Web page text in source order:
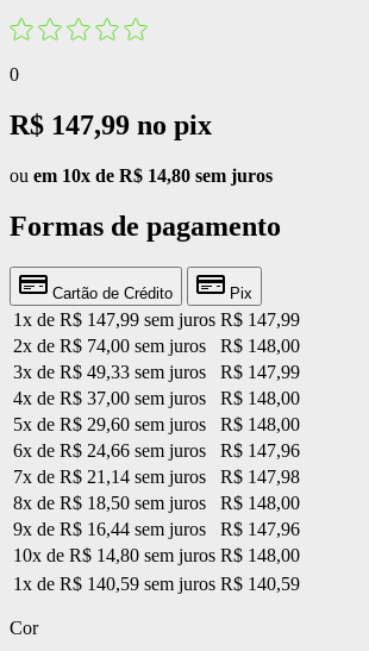
0
R$ 147,99 no pix
ou em 10x de R$ 14,80 sem juros
Formas de pagamento
Cartão de Crédito Pix
1x de R$ 147,99 sem juros R$ 147,99
2x de R$ 74,00 sem juros
R$ 148,00
3x de R$ 49,33 sem juros
R$ 147,99
4x de R$ 37,00 sem juros
R$ 148,00
5x de R$ 29,60 sem juros
R$ 148,00
6x de R$ 24,66 sem juros
R$ 147,96
7x de R$ 21,14 sem juros
R$ 147,98
8x de R$ 18,50 sem juros
R$ 148,00
9x de R$ 16,44 sem juros
R$ 147,96
10x de R$ 14,80 sem juros R$ 148,00
1x de R$ 140,59 sem juros R$ 140,59
Cor